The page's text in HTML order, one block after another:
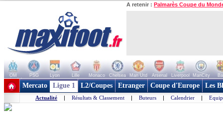
A retenir : Palmarès Coupe du
OM PSG Lyon Lille Monaco Chelsea Man Utd Arsenal Liverpool ManCity
+ de clubs
Mercato Ligue 1 L2/Coupes Etranger Coupe d'Europe Les
Actualité | Résultats & Classement | Buteurs | Calendrier |